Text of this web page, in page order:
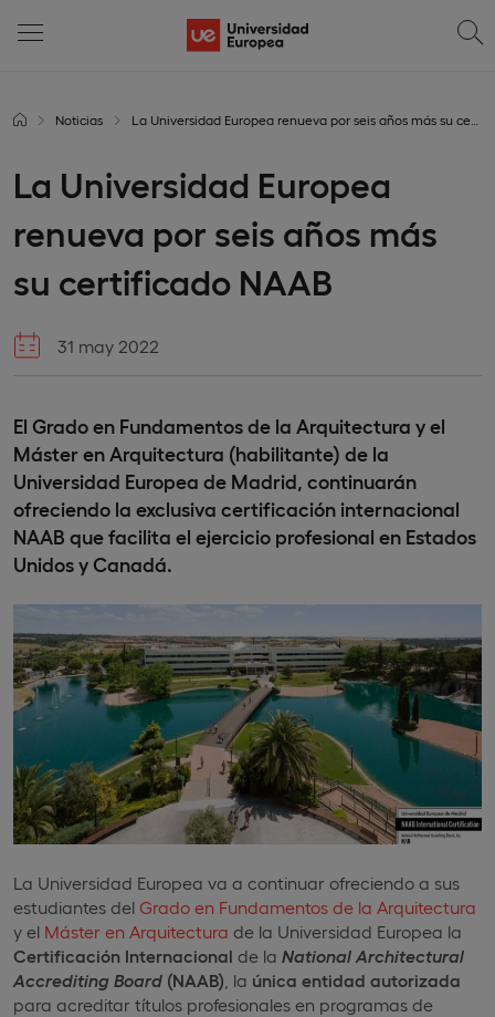
Noticias La Universidad Europea renueva por seis años más su certificado NAAB
La Universidad Europea
renueva por seis años más
su certificado NAAB
31 may 2022
El Grado en Fundamentos de la Arquitectura y el
Máster en Arquitectura (habilitante) de la
Universidad Europea de Madrid, continuarán
ofreciendo la exclusiva certificación internacional
NAAB que facilita el ejercicio profesional en Estados
Unidos y Canadá.
La Universidad Europea va a continuar ofreciendo a sus
estudiantes del Grado en Fundamentos de la Arquitectura
y el Máster en Arquitectura de la Universidad Europea la
Certificación Internacional de la National Architectural
Accrediting Board (NAAB) , la única entidad autorizada
para acreditar títulos profesionales en programas de